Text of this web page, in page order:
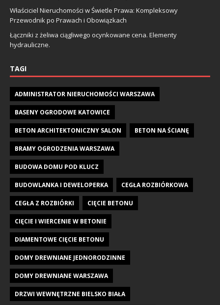
Właściciel Nieruchomości w Świetle Prawa: Kompleksowy
Przewodnik po Prawach i Obowiązkach
Łączniki z żeliwa ciągliwego ocynkowane cena. Elementy
hydrauliczne.
TAGI
ADMINISTRATOR NIERUCHOMOŚCI WARSZAWA
BASENY OGRODOWE KATOWICE
BETON ARCHITEKTONICZNY SALON BETON NA ŚCIANĘ
BRAMY OGRODZENIA WARSZAWA
BUDOWA DOMU POD KLUCZ
BUDOWLANKA I DEWELOPERKA CEGŁA ROZBIÓRKOWA
CEGŁA Z ROZBIÓRKI CIĘCIE BETONU
CIĘCIE I WIERCENIE W BETONIE
DIAMENTOWE CIĘCIE BETONU
DOMY DREWNIANE JEDNORODZINNE
DOMY DREWNIANE WARSZAWA
DRZWI WEWNĘTRZNE BIELSKO BIAŁA